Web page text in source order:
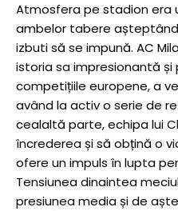
Atmosfera pe stadion era
ambelor tabere
izbuti să se impună. AC
istoria sa impresionantă
competițiile europene, a
având la activ o serie de
cealaltă parte, echipa lui
încrederea și să obțină o
ofere un impuls în lupta
Tensiunea dinaintea
presiunea media și de